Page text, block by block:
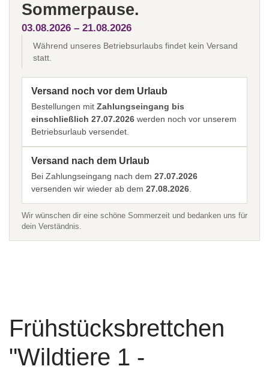
Sommerpause.
03.08.2026 – 21.08.2026
Während unseres Betriebsurlaubs findet kein Versand
statt.
Versand noch vor dem Urlaub
Bestellungen mit Zahlungseingang bis
einschließlich 27.07.2026 werden noch vor unserem
Betriebsurlaub versendet.
Versand nach dem Urlaub
Bei Zahlungseingang nach dem 27.07.2026
versenden wir wieder ab dem 27.08.2026
Wir wünschen dir eine schöne Sommerzeit und bedanken uns für
dein Verständnis.
Frühstücksbrettchen
"Wildtiere 1 -